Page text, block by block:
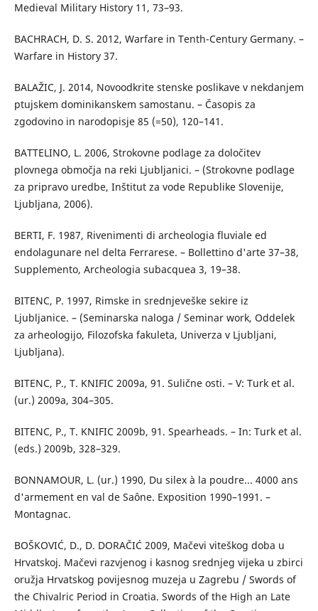
Medieval Military History 11, 73–93.
BACHRACH, D. S. 2012, Warfare in Tenth-Century Germany. –
Warfare in History 37.
BALAŽIC, J. 2014, Novoodkrite stenske poslikave v nekdanjem
ptujskem dominikanskem samostanu. – Časopis za
zgodovino in narodopisje 85 (=50), 120–141.
BATTELINO, L. 2006, Strokovne podlage za določitev
plovnega območja na reki Ljubljanici. – (Strokovne podlage
za pripravo uredbe, Inštitut za vode Republike Slovenije,
Ljubljana, 2006).
BERTI, F. 1987, Rivenimenti di archeologia fluviale ed
endolagunare nel delta Ferrarese. – Bollettino d'arte 37–38,
Supplemento, Archeologia subacquea 3, 19–38.
BITENC, P. 1997, Rimske in srednjeveške sekire iz
Ljubljanice. – (Seminarska naloga / Seminar work, Oddelek
za arheologijo, Filozofska fakuleta, Univerza v Ljubljani,
Ljubljana).
BITENC, P., T. KNIFIC 2009a, 91. Sulične osti. – V: Turk et al.
(ur.) 2009a, 304–305.
BITENC, P., T. KNIFIC 2009b, 91. Spearheads. – In: Turk et al.
(eds.) 2009b, 328–329.
BONNAMOUR, L. (ur.) 1990, Du silex à la poudre... 4000 ans
d'armement en val de Saône. Exposition 1990–1991. –
Montagnac.
BOŠKOVIĆ, D., D. DORAČIĆ 2009, Mačevi viteškog doba u
Hrvatskoj. Mačevi razvjenog i kasnog srednjeg vijeka u zbirci
oružja Hrvatskog povijesnog muzeja u Zagrebu / Swords of
the Chivalric Period in Croatia. Swords of the High an Late